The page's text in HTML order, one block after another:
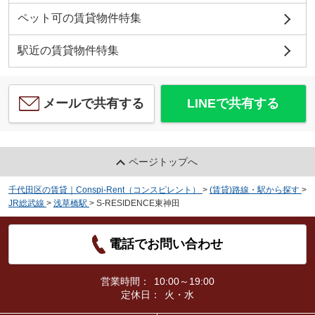
ペット可の賃貸物件特集
駅近の賃貸物件特集
メールで共有する LINEで共有する
ページトップへ
千代田区の賃貸｜Conspi-Rent（コンスピレント） > (賃貸)路線・駅から探す >
JR総武線 > 浅草橋駅 > S-RESIDENCE東神田
電話でお問い合わせ
営業時間：
10:00～19:00
定休日：
火・水